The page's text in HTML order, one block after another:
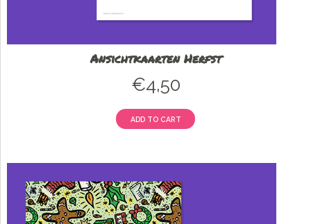
Ansichtkaarten Herfst
€4,50
ADD TO CART